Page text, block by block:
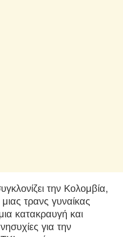
την Κολομβία,
τρανς γυναίκας
κατακραυγή και
για την